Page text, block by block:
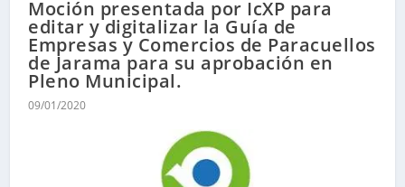
Moción presentada por IcXP para
editar y digitalizar la Guía de
Empresas y Comercios de Paracuellos
de Jarama para su aprobación en
Pleno Municipal.
09/01/2020